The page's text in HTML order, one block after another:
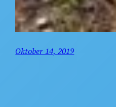
Oktober 14, 2019